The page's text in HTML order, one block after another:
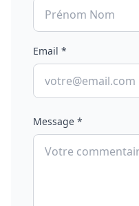
Email *
Message *